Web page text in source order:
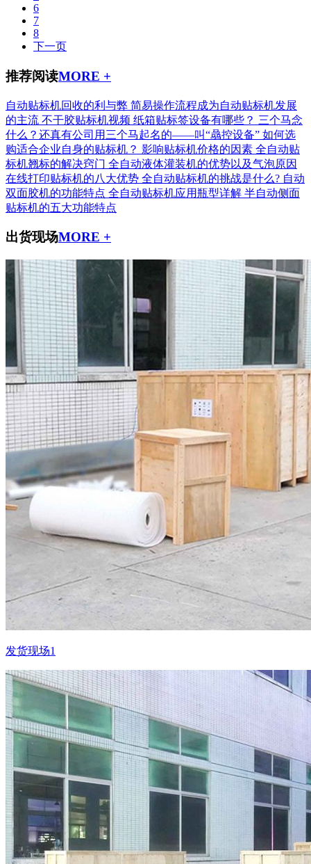
6
7
8
下一页
推荐阅读MORE +
自动贴标机回收的利与弊 简易操作流程成为自动贴标机发展
的主流 不干胶贴标机视频 纸箱贴标签设备有哪些？ 三个马念
什么？还真有公司用三个马起名的——叫“骉控设备” 如何选
购适合企业自身的贴标机？ 影响贴标机价格的因素 全自动贴
标机翘标的解决窍门 全自动液体灌装机的优势以及气泡原因
在线打印贴标机的八大优势 全自动贴标机的挑战是什么? 自动
双面胶机的功能特点 全自动贴标机应用瓶型详解 半自动侧面
贴标机的五大功能特点
出货现场MORE +
发货现场1